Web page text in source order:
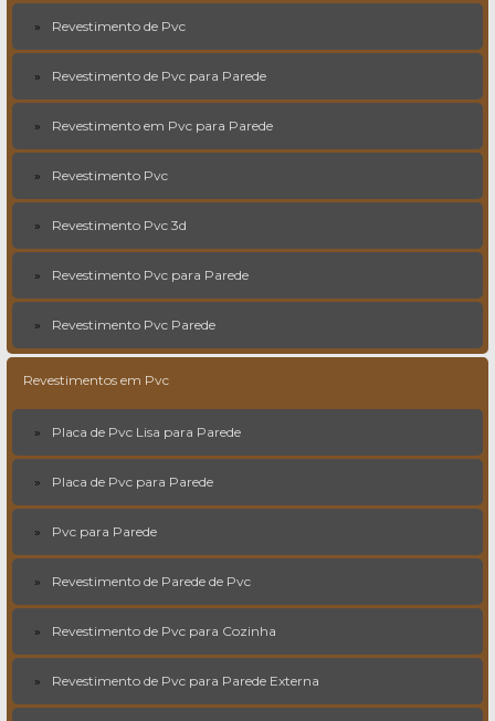
Revestimento de Pvc
Revestimento de Pvc para Parede
Revestimento em Pvc para Parede
Revestimento Pvc
Revestimento Pvc 3d
Revestimento Pvc para Parede
Revestimento Pvc Parede
Revestimentos em Pvc
Placa de Pvc Lisa para Parede
Placa de Pvc para Parede
Pvc para Parede
Revestimento de Parede de Pvc
Revestimento de Pvc para Cozinha
Revestimento de Pvc para Parede Externa